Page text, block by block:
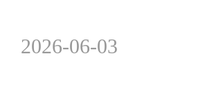
2026-06-03